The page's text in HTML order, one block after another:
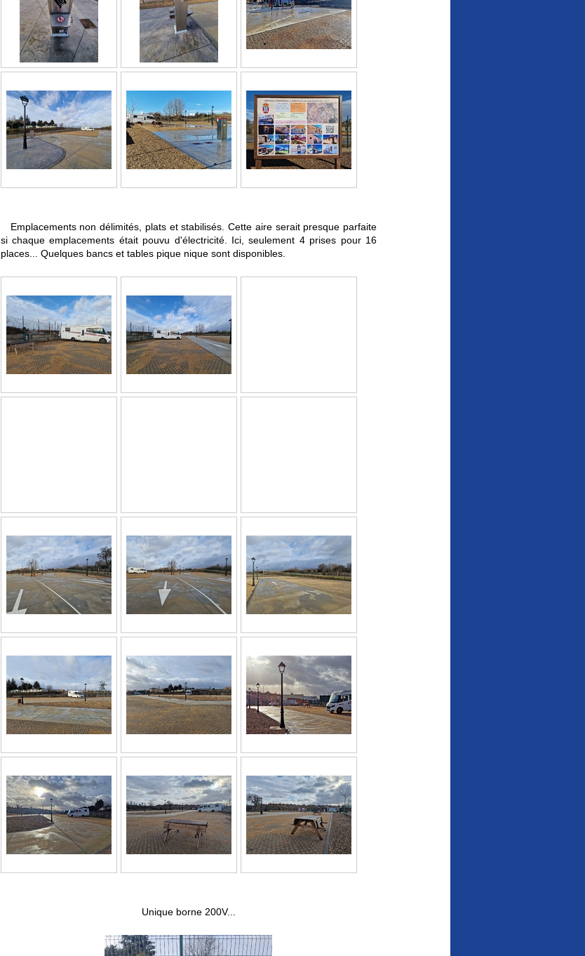
Emplacements non délimités, plats et stabilisés. Cette aire serait presque parfaite
si chaque emplacements était pouvu d'électricité. Ici, seulement 4 prises pour 16
places... Quelques bancs et tables pique nique sont disponibles.
Unique borne 200V...